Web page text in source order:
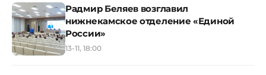
Радмир Беляев возглавил
нижнекамское отделение «Единой
России»
13-11, 18:00